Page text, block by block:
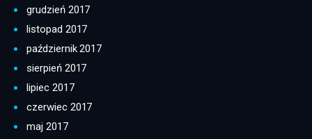
grudzień 2017
listopad 2017
październik 2017
sierpień 2017
lipiec 2017
czerwiec 2017
maj 2017